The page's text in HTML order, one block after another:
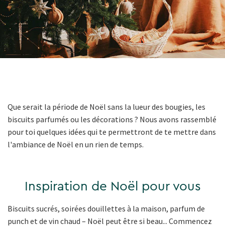
Que serait la période de Noël sans la lueur des bougies, les
biscuits parfumés ou les décorations ? Nous avons rassemblé
pour toi quelques idées qui te permettront de te mettre dans
l'ambiance de Noël en un rien de temps.
Inspiration de Noël pour vous
Biscuits sucrés, soirées douillettes à la maison, parfum de
punch et de vin chaud – Noël peut être si beau... Commencez